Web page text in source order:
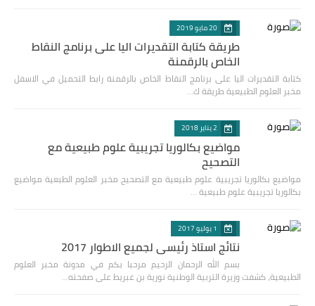
20 مايو 2019
طريقة كتابة التقديرات اليا على برنامج النقاط
الخاص بالرقمنة
كتابة التقديرات اليا على برنامج النقاط الخاص بالرقمنة رابط التحميل في الاسفل
مخبر العلوم الطبيعية طريقة ك…
2 يناير 2018
مواضيع بكالوريا تجريبية علوم طبيعية مع
التصحيح
مواضيع بكالوريا تجريبية علوم طبيعية مع التصحيح مخبر العلوم الطبعية مواضيع
بكالوريا تجريبية علوم طبيعية …
1 يوليو 2017
نتائج استاذ رئيسي لجميع الاطوار 2017
بسم الله الرحمان الرحيم مرحبا بكم في مدونة مخبر العلوم
الطبيعية، كشفت وزيرة التربية الوطنية نورية بن غبريط على صفحته…